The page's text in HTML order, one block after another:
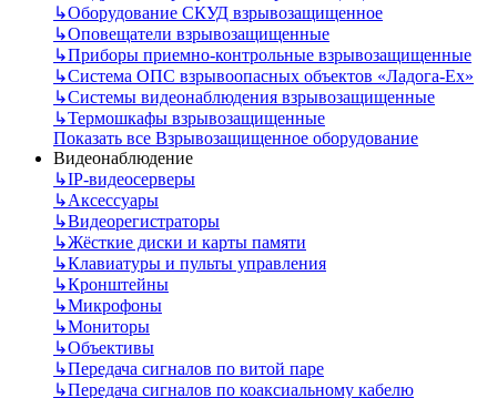
↳Оборудование СКУД взрывозащищенное
↳Оповещатели взрывозащищенные
↳Приборы приемно-контрольные взрывозащищенные
↳Система ОПС взрывоопасных объектов «Ладога-Ex»
↳Системы видеонаблюдения взрывозащищенные
↳Термошкафы взрывозащищенные
Показать все Взрывозащищенное оборудование
Видеонаблюдение
↳IP-видеосерверы
↳Аксессуары
↳Видеорегистраторы
↳Жёсткие диски и карты памяти
↳Клавиатуры и пульты управления
↳Кронштейны
↳Микрофоны
↳Мониторы
↳Объективы
↳Передача сигналов по витой паре
↳Передача сигналов по коаксиальному кабелю